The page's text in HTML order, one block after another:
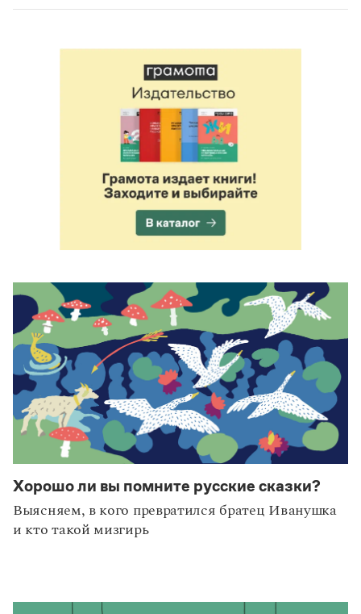
Хорошо ли вы помните русские сказки?
Выясняем, в кого превратился братец Иванушка
и кто такой мизгирь